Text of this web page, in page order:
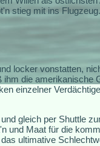
stieg mit ins Flugzeug.
locker vonstatten,
die amerikanische
einzelner
gleich per Shuttle
und Maat für die
ultimative